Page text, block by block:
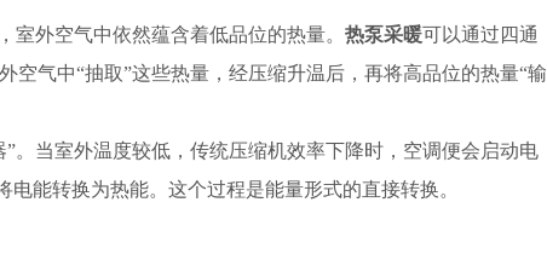
室外空气中依然蕴含着低品位的热量。 热泵采暖可以通过四通
空气中“抽取”这些热量，经压缩升温后，再将高品位的热量“输
”。当室外温度较低，传统压缩机效率下降时，空调便会启动电
能转换为热能。这个过程是能量形式的直接转换。